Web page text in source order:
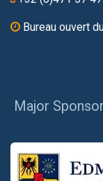
Bureau ouvert
Major Sponsor